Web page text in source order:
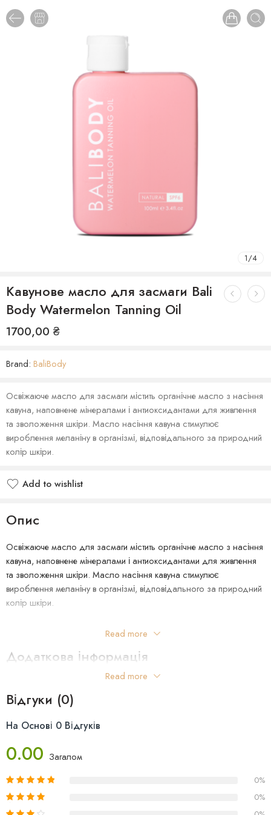
1/4
Кавунове масло для засмаги Bali
Body Watermelon Tanning Oil
1700,00 ₴
Brand: BaliBody
Освіжаюче масло для засмаги містить органічне масло з насіння
кавуна, наповнене мінералами і антиоксидантами для живлення
та зволоження шкіри. Масло насіння кавуна стимулює
вироблення меланіну в організмі, відповідального за природний
колір шкіри.
Add to wishlist
Опис
Освіжаюче масло для засмаги містить органічне масло з насіння
кавуна, наповнене мінералами і антиоксидантами для живлення
та зволоження шкіри. Масло насіння кавуна стимулює
вироблення меланіну в організмі, відповідального за природний
колір шкіри.
Основні інгредієнти:
Масло насіння кавуна – Це легке масло, яке омолоджує і
додає еластичність шкіри, зволожує та сприяє природному
виробленню меланіну.
Масло солодкого мигдалю – Є важливим щоденним
засобом для догляду за шкірою. Це масло глибоко зволожує,
пом’якшує шкіру, зменшуючи при цьому появу дрібних зморшок.
який перешкоджає старінню та в’яненню шкіри. Це чудо природи
Read more
Додаткова інформація
Країна Виробництва: Австралія
Read more
Відгуки (0)
На Основі 0 Відгуків
0.00 Загалом
0%
0%